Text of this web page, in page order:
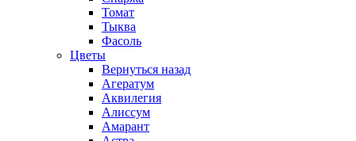
Томат
Тыква
Фасоль
Цветы
Вернуться назад
Агератум
Аквилегия
Алиссум
Амарант